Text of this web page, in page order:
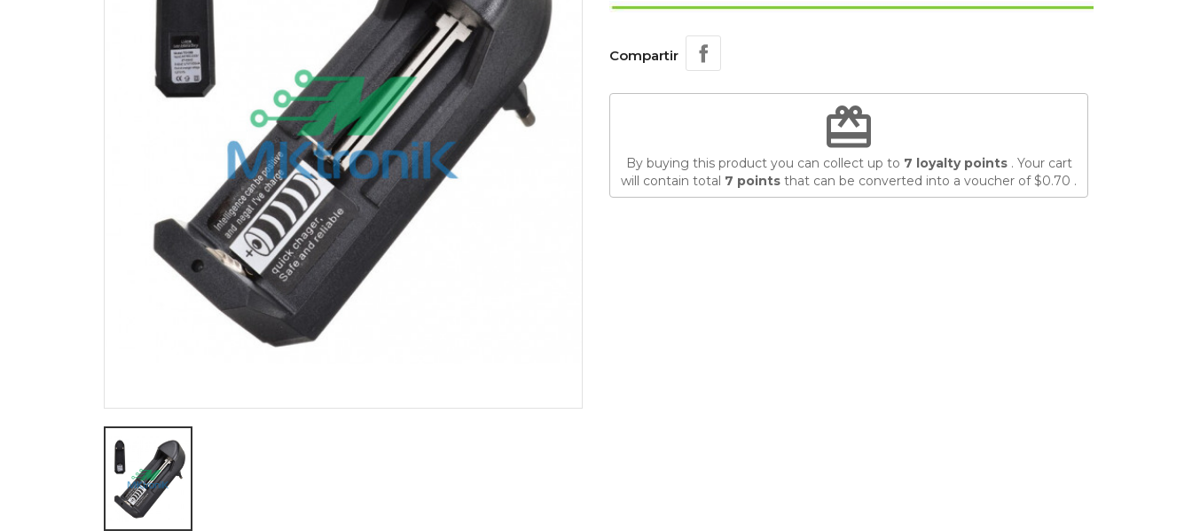
Compartir
redeem
By buying this product you can collect up to 7 loyalty points. Your cart
will contain total 7 points that can be converted into a voucher of$0.70 .